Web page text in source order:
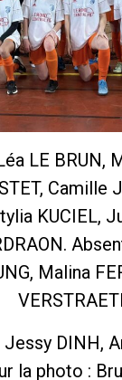
LE BRUN,
Camille
KUCIEL,
Malina
Jessy DINH,
la photo :